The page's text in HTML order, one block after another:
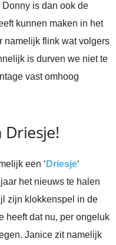
is dan ook de
kunnen maken in het
namelijk flink wat volgers
is durven we niet te
vast omhoog
Driesje!
een ‘ Driesje‘
het nieuws te halen
zijn klokkenspel in de
heeft dat nu, per ongeluk
Janice zit namelijk